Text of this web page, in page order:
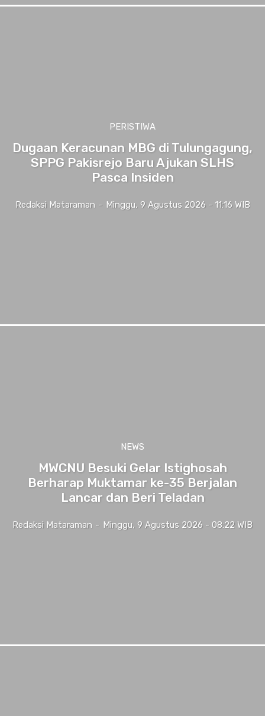
PERISTIWA
Dugaan Keracunan MBG di Tulungagung,
SPPG Pakisrejo Baru Ajukan SLHS
Pasca Insiden
Redaksi Mataraman - Minggu, 9 Agustus 2026 - 11:16 WIB
NEWS
MWCNU Besuki Gelar Istighosah
Berharap Muktamar ke-35 Berjalan
Lancar dan Beri Teladan
Redaksi Mataraman - Minggu, 9 Agustus 2026 - 08:22 WIB